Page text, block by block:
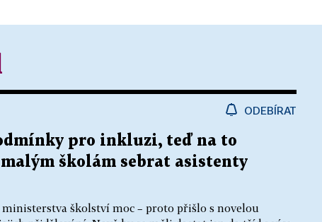
ODEBÍRAT
pro inkluzi, teď na to
školám sebrat asistenty
ministerstva školství moc – proto přišlo s novelou